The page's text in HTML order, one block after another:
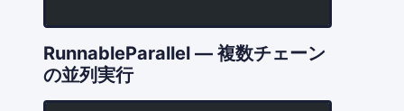
RunnableParallel — 複数チェーン
の並列実行